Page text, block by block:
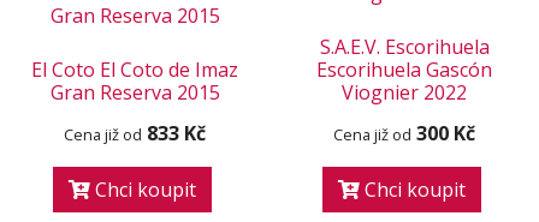
El Coto El Coto de Imaz
Gran Reserva 2015
Cena již od 833 Kč
Chci koupit
S.A.E.V. Escorihuela
Escorihuela Gascón
Viognier 2022
Cena již od 300 Kč
Chci koupit